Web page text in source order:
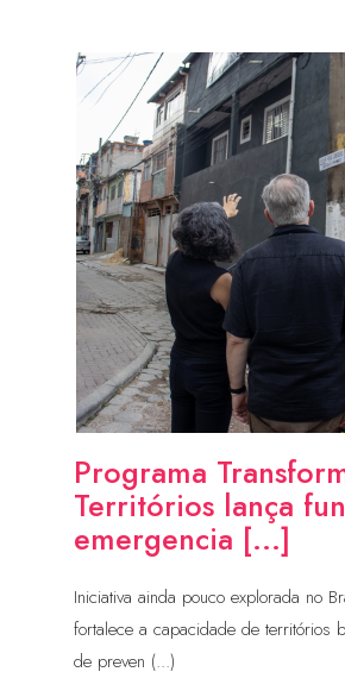
Programa
Territórios lança
emergencia [...]
Iniciativa ainda pouco explorada no
fortalece a capacidade de territórios
de preven (...)